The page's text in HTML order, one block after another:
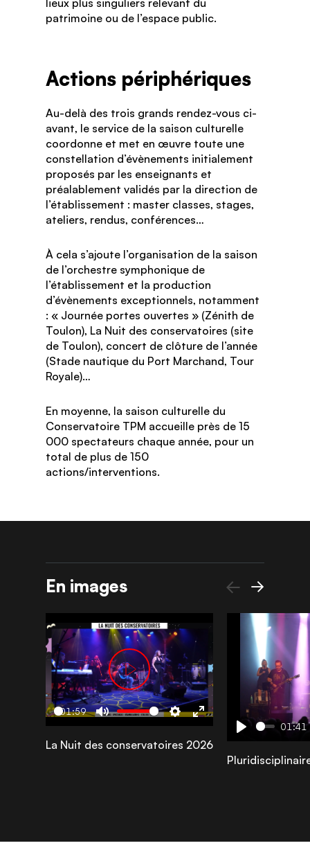
patrimoine ou de l’espace public.
Actions périphériques
Au-delà des trois grands rendez-vous ci-
avant, le service de la saison culturelle
coordonne et met en œuvre toute une
constellation d’évènements initialement
proposés par les enseignants et
préalablement validés par la direction de
l’établissement : master classes, stages,
ateliers, rendus, conférences…
À cela s’ajoute l’organisation de la saison
de l’orchestre symphonique de
l’établissement et la production
d’évènements exceptionnels, notamment
: « Journée portes ouvertes » (Zénith de
Toulon), La Nuit des conservatoires (site
de Toulon), concert de clôture de l’année
(Stade nautique du Port Marchand, Tour
Royale)…
En moyenne, la saison culturelle du
Conservatoire TPM accueille près de 15
000 spectateurs chaque année, pour un
total de plus de 150
actions/interventions.
En images
Play
01:59
Mute Settings
Enter
fullscreen
Play
La Nuit des conservatoires 2026 Play
01:41